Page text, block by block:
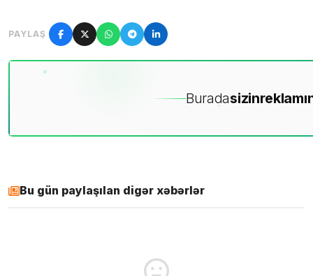
PAYLAŞ
Buradasizin
Bu gün paylaşılan digər xəbərlər